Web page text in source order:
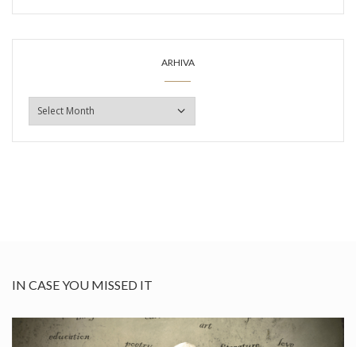
ARHIVA
IN CASE YOU MISSED IT